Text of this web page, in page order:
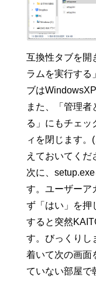
互換性タブを開
ラムを実行する
ブは
また、「管理者
る」にもチェッ
ィを閉じます。
えておいてくだ
次に、
す。ユーザーア
ず「はい」を押
すると突然
す。びっくりし
着いて次の画面
ていない部屋で